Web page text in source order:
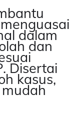
dalam
dan
Disertai
kasus,